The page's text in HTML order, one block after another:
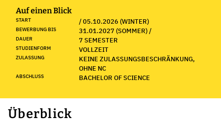
Auf einen Blick
START / 05.10.2026 (WINTER)
BEWERBUNG BIS 31.01.2027 (SOMMER) /
DAUER 7 SEMESTER
STUDIENFORM VOLLZEIT
ZULASSUNG
KEINE ZULASSUNGSBESCHRÄNKUNG,
OHNE NC
ABSCHLUSS BACHELOR OF SCIENCE
Überblick